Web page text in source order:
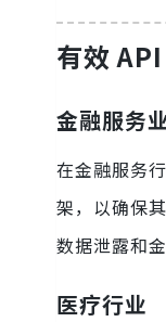
有效
金融服务
在金融服务
架，以确保其
数据泄露和金
医疗行业